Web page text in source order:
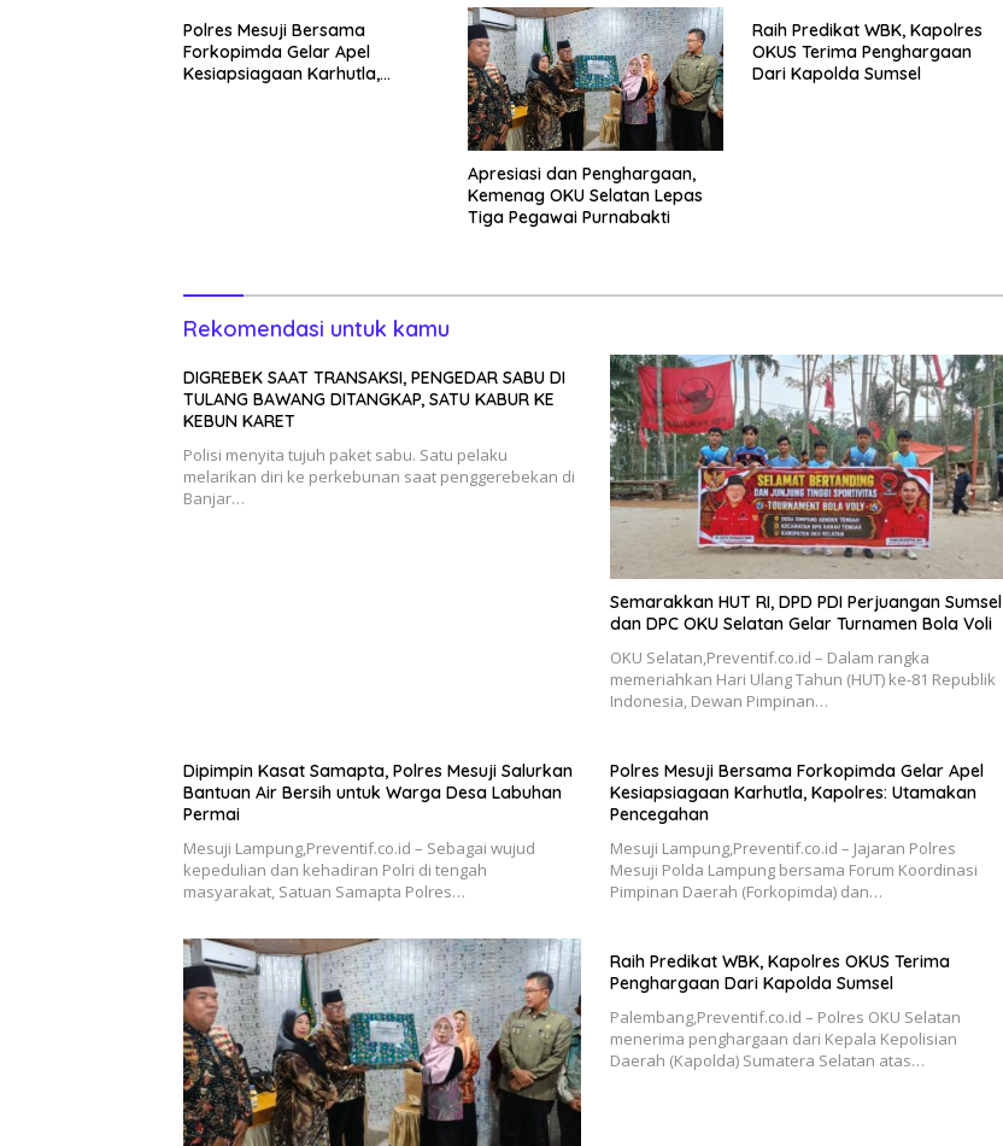
Polres Mesuji Bersama
Forkopimda Gelar Apel
Kesiapsiagaan Karhutla,
Apresiasi dan Penghargaan,
Kemenag OKU Selatan Lepas
Tiga Pegawai Purnabakti
Raih Predikat WBK, Kapolres
OKUS Terima Penghargaan
Dari Kapolda Sumsel
Rekomendasi untuk kamu
DIGREBEK SAAT TRANSAKSI, PENGEDAR SABU DI
TULANG BAWANG DITANGKAP, SATU KABUR KE
KEBUN KARET
Polisi menyita tujuh paket sabu. Satu pelaku
melarikan diri ke perkebunan saat penggerebekan di
Banjar…
Semarakkan HUT RI, DPD PDI Perjuangan Sumsel
dan DPC OKU Selatan Gelar Turnamen Bola Voli
OKU Selatan,Preventif.co.id – Dalam rangka
memeriahkan Hari Ulang Tahun (HUT) ke-81 Republik
Indonesia, Dewan Pimpinan…
Dipimpin Kasat Samapta, Polres Mesuji Salurkan
Bantuan Air Bersih untuk Warga Desa Labuhan
Permai
Mesuji Lampung,Preventif.co.id – Sebagai wujud
kepedulian dan kehadiran Polri di tengah
masyarakat, Satuan Samapta Polres…
Polres Mesuji Bersama Forkopimda Gelar Apel
Kesiapsiagaan Karhutla, Kapolres: Utamakan
Pencegahan
Mesuji Lampung,Preventif.co.id – Jajaran Polres
Mesuji Polda Lampung bersama Forum Koordinasi
Pimpinan Daerah (Forkopimda) dan…
Raih Predikat WBK, Kapolres OKUS Terima
Penghargaan Dari Kapolda Sumsel
Palembang,Preventif.co.id – Polres OKU Selatan
menerima penghargaan dari Kepala Kepolisian
Daerah (Kapolda) Sumatera Selatan atas…